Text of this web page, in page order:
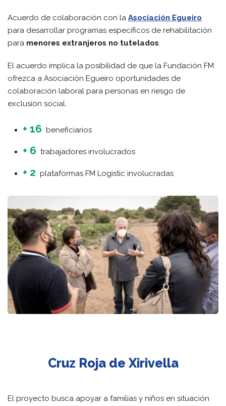
Acuerdo de colaboración con la Asociación Egueiro
para desarrollar programas específicos de rehabilitación
para menores extranjeros no tutelados.
El acuerdo implica la posibilidad de que la Fundación FM
ofrezca a Asociación Egueiro oportunidades de
colaboración laboral para personas en riesgo de
exclusión social.
+ 16 beneficiarios
+ 6 trabajadores involucrados
+ 2 plataformas FM Logistic involucradas
Cruz Roja de Xirivella
El proyecto busca apoyar a familias y niños en situación